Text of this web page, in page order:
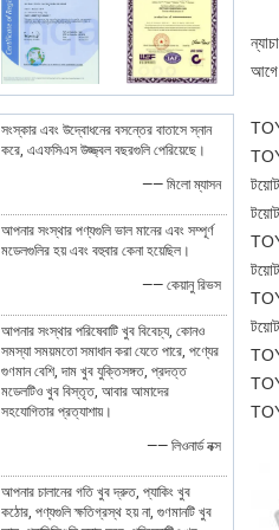
সংস্কার এবং উদ্বোধনের বসন্তের বাতাসে স্নান
করে, এএফসিএস উজ্জ্বল বছরগুলি পেরিয়েছে।
—— মিলো ম্যাসন
আপনার সংস্থার পণ্যগুলি ভাল মানের এবং সম্পূর্ণ
মডেলগুলির হয় এবং বহুবার কেনা হয়েছিল।
—— কেয়ানু রিভস
আপনার সংস্থার পরিষেবাটি খুব বিবেচ্য, কোনও
সমস্যা সময়মতো সমাধান করা যেতে পারে, পণ্যের
গুণমান বেশি, দাম খুব যুক্তিসঙ্গত, প্রদত্ত
মডেলটিও খুব বিস্তৃত, আবার আমাদের
সহযোগিতার প্রত্যাশায়।
—— লিওনার্ড নক্স
আপনার চালানের গতি খুব দ্রুত, প্যাকিং খুব
কঠোর, পণ্যগুলি ক্ষতিগ্রস্থ হয় না, গুণমানটি খুব
আগে